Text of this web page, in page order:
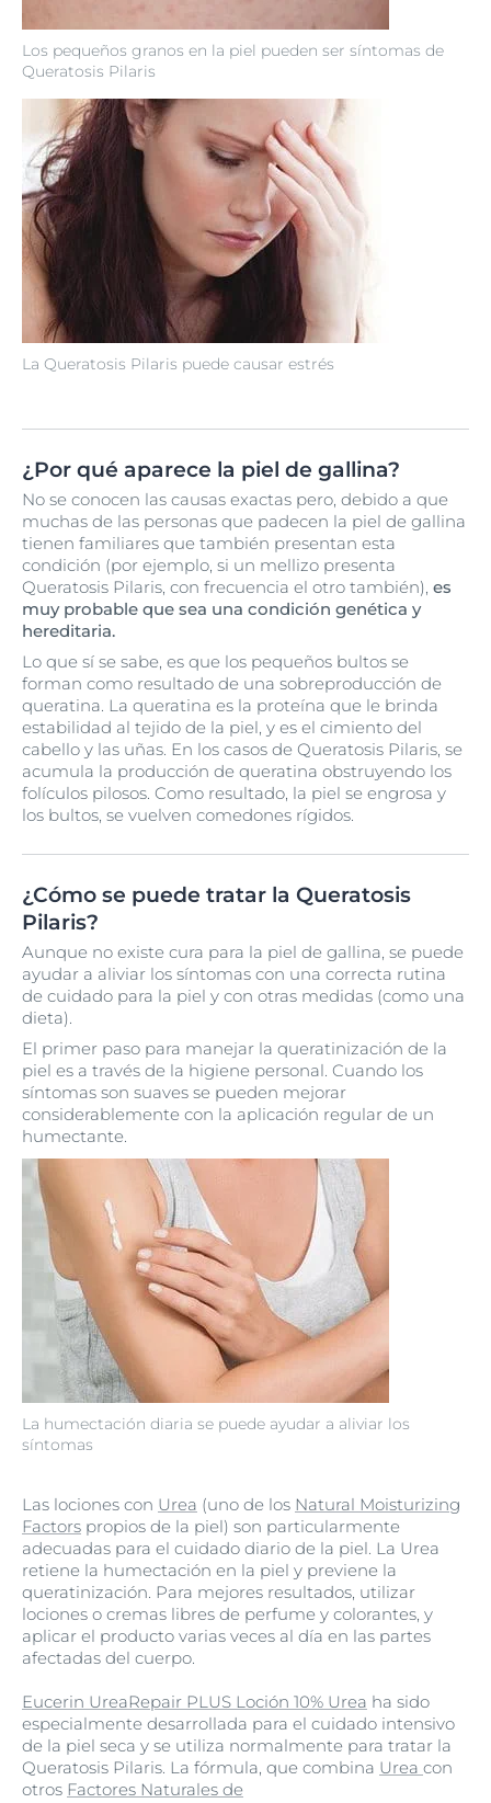
Los pequeños granos en la piel pueden ser síntomas de
Queratosis Pilaris
La Queratosis Pilaris puede causar estrés
¿Por qué aparece la piel de gallina?
No se conocen las causas exactas pero, debido a que
muchas de las personas que padecen la piel de gallina
tienen familiares que también presentan esta
condición (por ejemplo, si un mellizo presenta
Queratosis Pilaris, con frecuencia el otro también), es
muy probable que sea una condición genética y
hereditaria.
Lo que sí se sabe, es que los pequeños bultos se
forman como resultado de una sobreproducción de
queratina. La queratina es la proteína que le brinda
estabilidad al tejido de la piel, y es el cimiento del
cabello y las uñas. En los casos de Queratosis Pilaris, se
acumula la producción de queratina obstruyendo los
folículos pilosos. Como resultado, la piel se engrosa y
los bultos, se vuelven comedones rígidos.
¿Cómo se puede tratar la Queratosis
Pilaris?
La humectación diaria se puede ayudar a aliviar los
síntomas
Aunque no existe cura para la piel de gallina, se puede
ayudar a aliviar los síntomas con una correcta rutina
de cuidado para la piel y con otras medidas (como una
dieta).
El primer paso para manejar la queratinización de la
piel es a través de la higiene personal. Cuando los
síntomas son suaves se pueden mejorar
considerablemente con la aplicación regular de un
humectante.
Las lociones con Urea (uno de los Natural Moisturizing
Factors propios de la piel) son particularmente
adecuadas para el cuidado diario de la piel. La Urea
retiene la humectación en la piel y previene la
queratinización. Para mejores resultados, utilizar
lociones o cremas libres de perfume y colorantes, y
aplicar el producto varias veces al día en las partes
afectadas del cuerpo.
Eucerin UreaRepair PLUS Loción 10% Urea ha sido
especialmente desarrollada para el cuidado intensivo
de la piel seca y se utiliza normalmente para tratar la
Queratosis Pilaris. La fórmula, que combina Urea con
otros Factores Naturales de